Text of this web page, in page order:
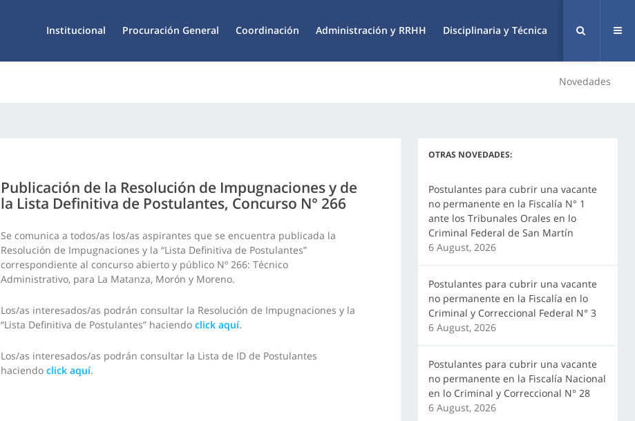
Institucional Procuración General Coordinación Administración y RRHH Disciplinaria y Técnica
Novedades
Publicación de la Resolución de Impugnaciones y de
la Lista Definitiva de Postulantes, Concurso N° 266
Se comunica a todos/as los/as aspirantes que se encuentra publicada la
Resolución de Impugnaciones y la “Lista Definitiva de Postulantes”
correspondiente al concurso abierto y público Nº 266: Técnico
Administrativo, para La Matanza, Morón y Moreno.
Los/as interesados/as podrán consultar la Resolución de Impugnaciones y la
“Lista Definitiva de Postulantes” haciendo click aquí.
Los/as interesados/as podrán consultar la Lista de ID de Postulantes
haciendo click aquí.
OTRAS NOVEDADES:
Postulantes para cubrir una vacante
no permanente en la Fiscalía N° 1
ante los Tribunales Orales en lo
Criminal Federal de San Martín
6 August, 2026
Postulantes para cubrir una vacante
no permanente en la Fiscalía en lo
Criminal y Correccional Federal N° 3
6 August, 2026
Postulantes para cubrir una vacante
no permanente en la Fiscalía Nacional
en lo Criminal y Correccional N° 28
6 August, 2026